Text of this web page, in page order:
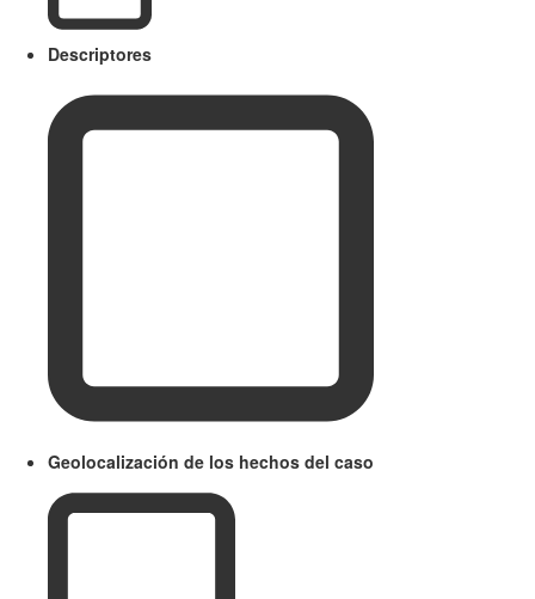
Descriptores
Geolocalización de los hechos del caso